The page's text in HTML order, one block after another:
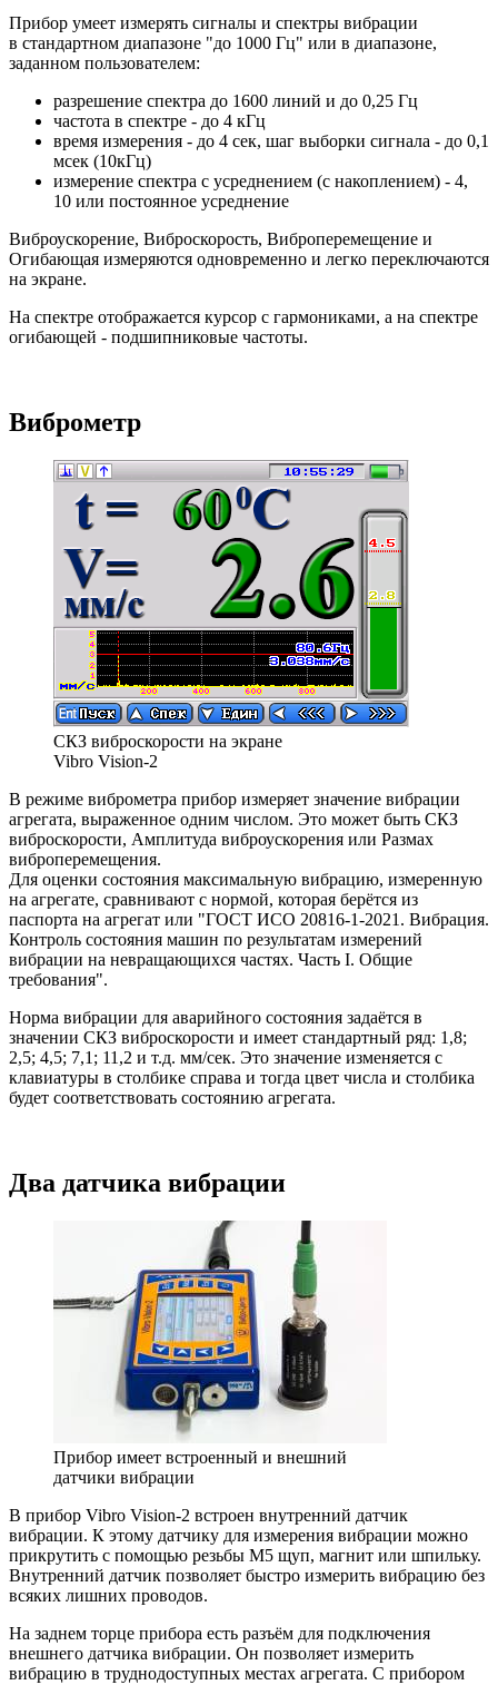
Прибор умеет измерять сигналы и спектры вибрации
в стандартном диапазоне "до 1000 Гц" или в диапазоне,
заданном пользователем:
разрешение спектра до 1600 линий и до 0,25 Гц
частота в спектре - до 4 кГц
время измерения - до 4 сек, шаг выборки сигнала - до 0,1
мсек (10кГц)
измерение спектра с усреднением (с накоплением) - 4,
10 или постоянное усреднение
Виброускорение, Виброскорость, Виброперемещение и
Огибающая измеряются одновременно и легко переключаются
на экране.
На спектре отображается курсор с гармониками, а на спектре
огибающей - подшипниковые частоты.
Виброметр
СКЗ виброскорости на экране
Vibro Vision-2
В режиме виброметра прибор измеряет значение вибрации
агрегата, выраженное одним числом. Это может быть СКЗ
виброскорости, Амплитуда виброускорения или Размах
виброперемещения.
Для оценки состояния максимальную вибрацию, измеренную
на агрегате, сравнивают с нормой, которая берётся из
паспорта на агрегат или "ГОСТ ИСО 20816-1-2021. Вибрация.
Контроль состояния машин по результатам измерений
вибрации на невращающихся частях. Часть I. Общие
требования".
Норма вибрации для аварийного состояния задаётся в
значении СКЗ виброскорости и имеет стандартный ряд: 1,8;
2,5; 4,5; 7,1; 11,2 и т.д. мм/сек. Это значение изменяется с
клавиатуры в столбике справа и тогда цвет числа и столбика
будет соответствовать состоянию агрегата.
Два датчика вибрации
Прибор имеет встроенный и внешний
датчики вибрации
В прибор Vibro Vision-2 встроен внутренний датчик
вибрации. К этому датчику для измерения вибрации можно
прикрутить с помощью резьбы М5 щуп, магнит или шпильку.
Внутренний датчик позволяет быстро измерить вибрацию без
всяких лишних проводов.
На заднем торце прибора есть разъём для подключения
внешнего датчика вибрации. Он позволяет измерить
вибрацию в труднодоступных местах агрегата. С прибором